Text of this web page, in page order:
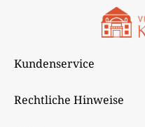
Kundenservice
Rechtliche Hinweise